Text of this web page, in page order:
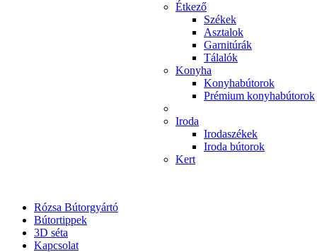
Étkező
Székek
Asztalok
Garnitúrák
Tálalók
Konyha
Konyhabútorok
Prémium konyhabútorok
Iroda
Irodaszékek
Iroda bútorok
Kert
Rózsa Bútorgyártó
Bútortippek
3D séta
Kapcsolat